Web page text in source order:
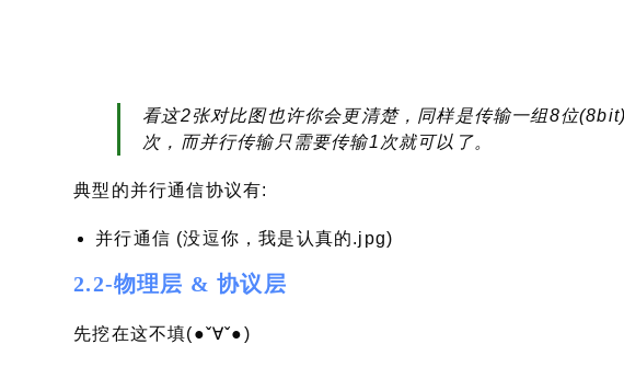
看这2张对比图也许你会更清楚，同样是传输一组8位
次，而并行传输只需要传输1次就可以了。
典型的并行通信协议有:
并行通信 (没逗你，我是认真的.jpg)
2.2-物理层 & 协议层
先挖在这不填(●ˇ∀ˇ●)